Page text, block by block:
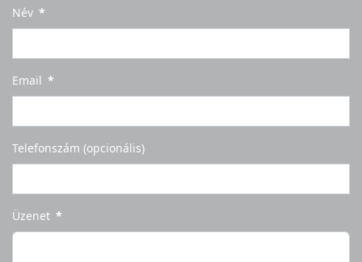
Név *
Email *
Telefonszám (opcionális)
Üzenet *